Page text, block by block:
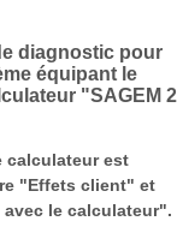
diagnostic pour
équipant le
"SAGEM
calculateur est
"Effets client" et
le calculateur".